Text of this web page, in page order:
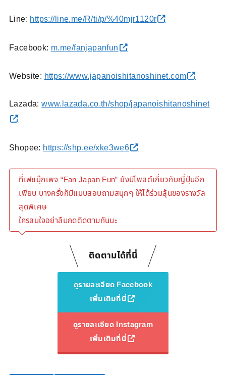
Line:https://line.me/R/ti/p/%40mjr1120r
Facebook: m.me/fanjapanfun
Website:https://www.japanoishitanoshinet.com
Lazada:www.lazada.co.th/shop/japanoishitanoshinet
Shopee: https://shp.ee/xke3we6
ที่เฟซบุ๊กเพจ “Fan Japan Fun” ยังมีโพสต์เกี่ยวกับญี่ปุ่นอีก
เพียบ บางครั้งก็มีแบบสอบถามสนุกๆ ให้ได้ร่วมลุ้นของรางวัล
สุดพิเศษ
ใครสนใจอย่าลืมกดติดตามกันนะ
ติดตามได้ที่นี่
ดูรายละเอียด Facebook
เพิ่มเติมที่นี่
ดูรายละเอียด Instagram
เพิ่มเติมที่นี่